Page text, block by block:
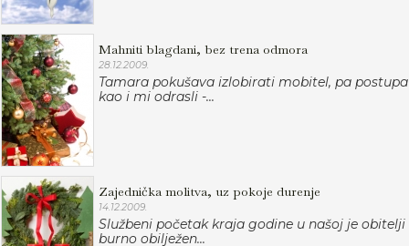
Mahniti blagdani, bez trena odmora
28.12.2009.
Tamara pokušava izlobirati mobitel, pa postupa
kao i mi odrasli -...
Zajednička molitva, uz pokoje durenje
14.12.2009.
Službeni početak kraja godine u našoj je obitelji
burno obilježen...